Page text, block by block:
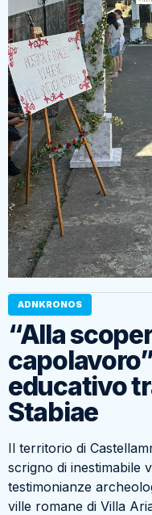
ADNKRONOS
“Alla
educativo
Stabiae
Il territorio di
scrigno di inestimabile
testimonianze
ville romane di Villa